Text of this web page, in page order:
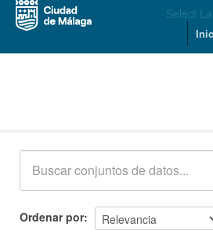
Select
Ordenar por